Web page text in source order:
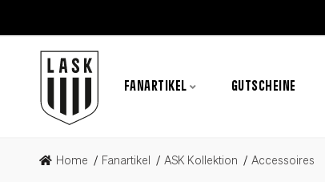
FANARTIKEL GUTSCHEINE
Home Fanartikel ASK Kollektion Accessoires